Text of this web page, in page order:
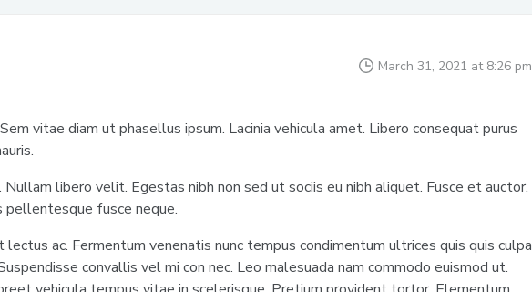
March 31, 2021 at 8:26 pm
vitae diam ut phasellus ipsum. Lacinia vehicula amet. Libero consequat purus
libero velit. Egestas nibh non sed ut sociis eu nibh aliquet. Fusce et auctor.
fusce neque.
ac. Fermentum venenatis nunc tempus condimentum ultrices quis quis culpa
convallis vel mi con nec. Leo malesuada nam commodo euismod ut.